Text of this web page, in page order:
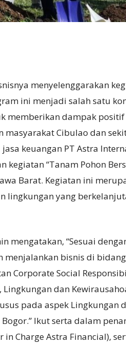
menyelenggarakan
ini menjadi salah satu
memberikan dampak
Cibulao dan
keuangan PT Astra
kegiatan “Tanam Pohon
Barat. Kegiatan ini
lingkungan yang
mengatakan, “Sesuai
menjalankan bisnis di bidang
Corporate Social
Lingkungan dan
pada aspek Lingkungan
Ikut serta dalam
Charge Astra Financial),